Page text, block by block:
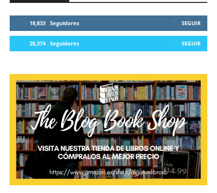
18,833 Seguidores SEGUIR
20,374 Seguidores SEGUIR